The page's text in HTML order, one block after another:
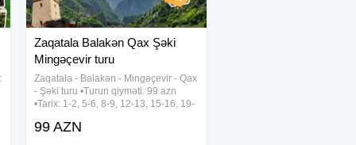
Zaqatala Balakən Qax Şəki
Mingəçevir turu
Zaqatala - Balakən - Mingəçevir - Qax
- Şəki turu •Turun qiyməti: 99 azn
•Tarix: 1-2, 5-6, 8-9, 12-13, 15-16, 19-
✓Qiymətə daxildir: - Komfortlu vip
99 AZN